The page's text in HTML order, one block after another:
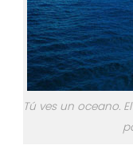
Tú ves un oceano.